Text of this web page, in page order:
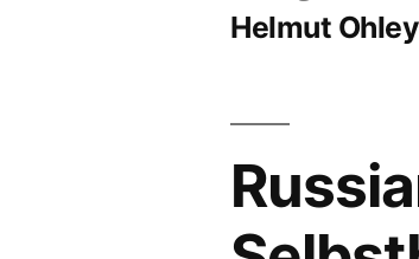
Helmut Ohley